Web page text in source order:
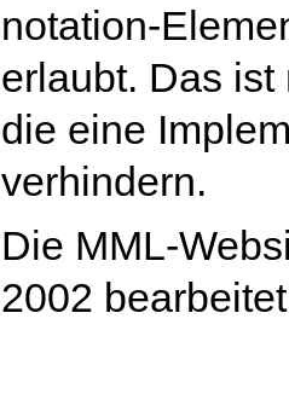
notation-
erlaubt. Das
die eine
verhindern.
Die MML-
2002